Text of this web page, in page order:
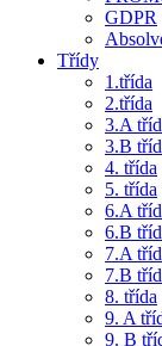
GDPR
Třídy
1.třída
2.třída
3.A
3.B
4. třída
5. třída
6.A
6.B
7.A
7.B
8. třída
9. A
9. B